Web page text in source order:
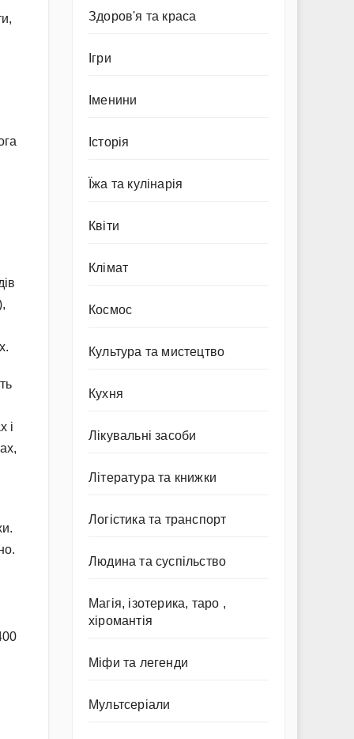
і
Здоров'я та краса
Ігри
Іменини
Історія
Їжа та кулінарія
Квіти
Клімат
Космос
Культура та мистецтво
Кухня
Лікувальні засоби
Література та книжки
Логістика та транспорт
Людина та суспільство
Магія, ізотерика, таро ,
хіромантія
Міфи та легенди
Мультсеріали